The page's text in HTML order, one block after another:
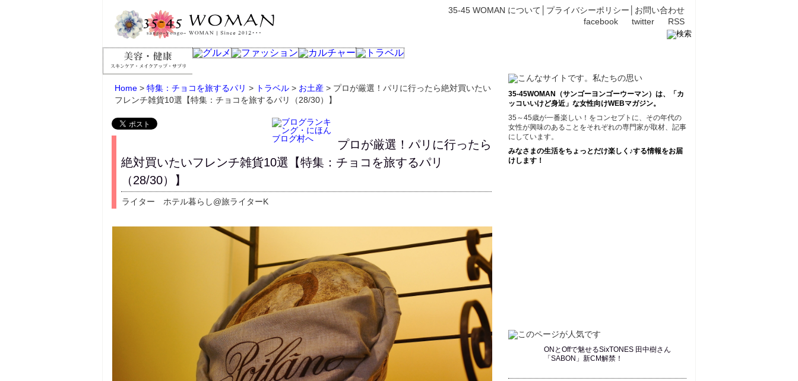
35-45 WOMAN について プライバシーポリシー
お問い合わせ
facebook
twitter RSS
Home > 特集：チョコを旅するパリ > トラベル > お土産 > プロが厳選！パリに行ったら絶対買いたい
フレンチ雑貨10選【特集：チョコを旅するパリ（28/30）】
プロが厳選！パリに行ったら
絶対買いたいフレンチ雑貨10選【特集：チョコを旅するパリ
（28/30）】
ライター ホテル暮らし@旅ライターK
35-45WOMAN（サンゴーヨンゴーウーマン）は、「カ
ッコいいけど身近」な女性向けWEBマガジン。
35～45歳が一番楽しい！をコンセプトに、その年代の
女性が興味のあることをそれぞれの専門家が取材、記事
にしています。
みなさまの生活をちょっとだけ楽しく♪する情報をお届
けします！
ONとOffで魅せるSixTONES 田中樹さん
「SABON」新CM解禁！